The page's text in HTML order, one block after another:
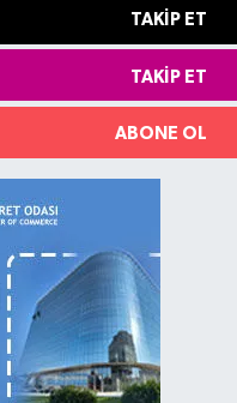
TAKIP ET
TAKIP ET
ABONE OL